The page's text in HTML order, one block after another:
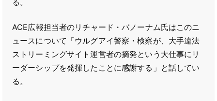
る。
ACE広報担当者のリチャード・バノーナム氏はこのニ
ュースについて「ウルグアイ警察・検察が、大手違法
ストリーミングサイト運営者の摘発という大仕事にリ
ーダーシップを発揮したことに感謝する」と話してい
る。